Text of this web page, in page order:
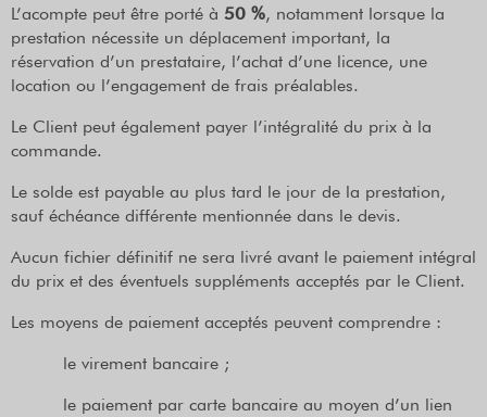
L’acompte peut être porté à 50 %, notamment lorsque la
prestation nécessite un déplacement important, la
réservation d’un prestataire, l’achat d’une licence, une
location ou l’engagement de frais préalables.
Le Client peut également payer l’intégralité du prix à la
commande.
Le solde est payable au plus tard le jour de la prestation,
sauf échéance différente mentionnée dans le devis.
Aucun fichier définitif ne sera livré avant le paiement intégral
du prix et des éventuels suppléments acceptés par le Client.
Les moyens de paiement acceptés peuvent comprendre :
le virement bancaire ;
le paiement par carte bancaire au moyen d’un lien